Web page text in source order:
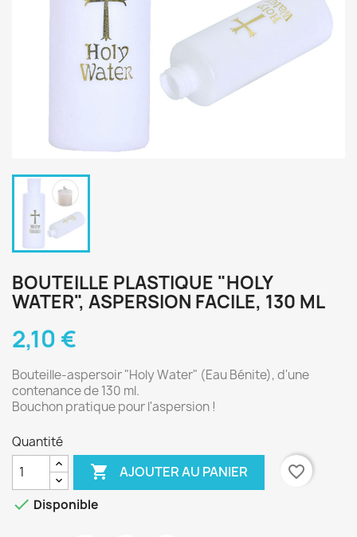
BOUTEILLE PLASTIQUE "HOLY
WATER", ASPERSION FACILE, 130 ML
2,10 €
Bouteille-aspersoir "Holy Water" (Eau Bénite), d'une
contenance de 130 ml.
Bouchon pratique pour l'aspersion !
Quantité
 AJOUTER AU PANIER
favorite_border
 Disponible